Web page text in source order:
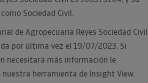
Sociedad Civil.
de Agropecuaria Reyes Sociedad Civil
por última vez el 19/07/2023. Si
necesitará más información le
herramienta de Insight View.